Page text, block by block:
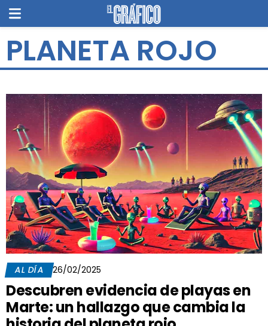
PLANETA ROJO
AL DÍA 26/02/2025
Descubren evidencia de playas en
Marte: un hallazgo que cambia la